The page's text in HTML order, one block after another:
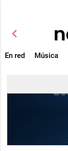
chevron_left
En red Música